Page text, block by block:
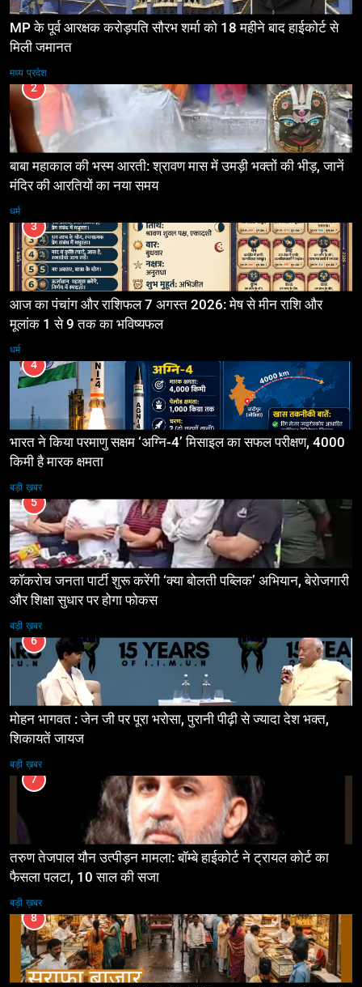
MP के पूर्व आरक्षक करोड़पति सौरभ शर्मा को 18 महीने बाद हाईकोर्ट से
मिली जमानत
मध्य प्रदेश
2
बाबा महाकाल की भस्म आरती: श्रावण मास में उमड़ी भक्तों की भीड़, जानें
मंदिर की आरतियों का नया समय
धर्म
3
आज का पंचांग और राशिफल 7 अगस्त 2026: मेष से मीन राशि और
मूलांक 1 से 9 तक का भविष्यफल
धर्म
4
भारत ने किया परमाणु सक्षम ‘अग्नि-4’ मिसाइल का सफल परीक्षण, 4000
किमी है मारक क्षमता
बड़ी ख़बर
5
कॉकरोच जनता पार्टी शुरू करेंगी ‘क्या बोलती पब्लिक’ अभियान, बेरोजगारी
और शिक्षा सुधार पर होगा फोकस
बड़ी ख़बर
6
मोहन भागवत : जेन जी पर पूरा भरोसा, पुरानी पीढ़ी से ज्यादा देश भक्त,
शिकायतें जायज
बड़ी ख़बर
7
तरुण तेजपाल यौन उत्पीड़न मामला: बॉम्बे हाईकोर्ट ने ट्रायल कोर्ट का
फैसला पलटा, 10 साल की सजा
बड़ी ख़बर
8